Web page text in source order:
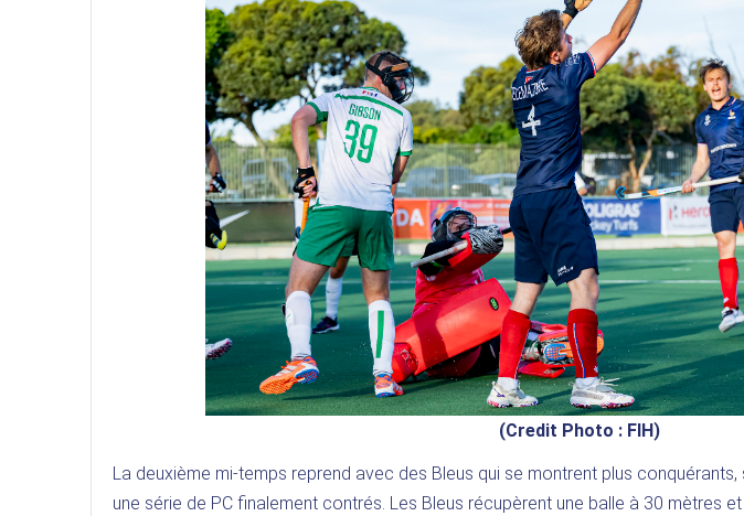
(Credit Photo : FIH)
La deuxième mi-temps reprend avec des Bleus qui se montrent plus
une série de PC finalement contrés. Les Bleus récupèrent une balle à 30 mètres